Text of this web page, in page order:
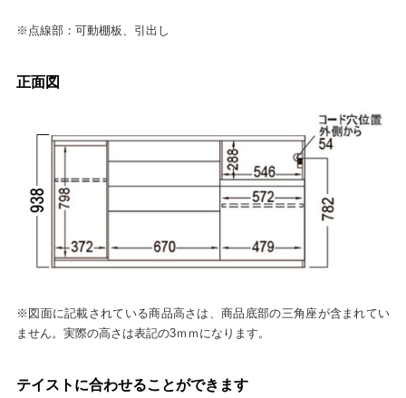
※点線部：可動棚板、引出し
正面図
※図面に記載されている商品高さは、商品底部の三角座が含まれてい
ません。実際の高さは表記の3ｍｍになります。
テイストに合わせることができます